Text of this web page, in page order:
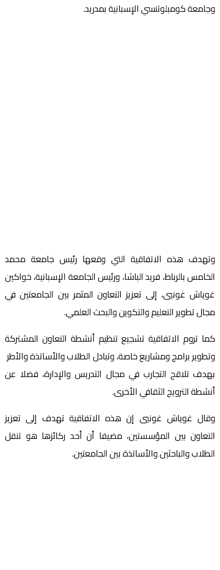
وجامعة كومبلوتنسي الإسبانية بمدريد.
وتهدف هذه الاتفاقية التي وقعها رئيس جامعة محمد
الخامس بالرباط، فريد الباشا، ورئيس الجامعة الإسبانية، خواكين
غوياش غونيي، إلى تعزيز التعاون المثمر بين الجامعتين في
مجال تطوير التعليم والتكوين والبحث العلمي.
كما تروم الاتفاقية تشجيع تنظيم أنشطة التعاون المشتركة
وتطوير برامج ومشاريع خاصة، وتبادل الطلاب والأساتذة والأطر
بهدف تلاقح التجارب في مجال التدريس والإدارة، فضلا عن
أنشطة الترويج الثقافي الأخرى.
وقال غوياش غونيي إن هذه الاتفاقية تهدف إلى تعزيز
التعاون بين المؤسستين، مضيفا أن أحد ركائزها هو تنقل
الطلاب والباحثين والأساتذة بين الجامعتين.